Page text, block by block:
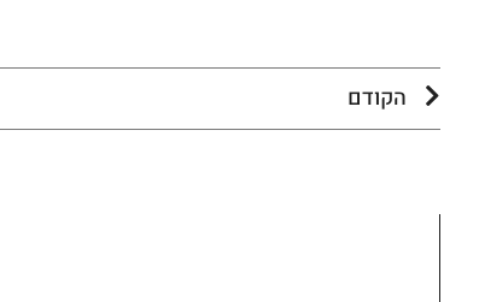
הקודם